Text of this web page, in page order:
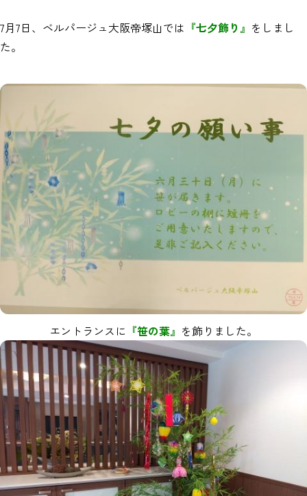
7月7日、ベルパージュ大阪帝塚山では 『七夕飾り』 をしまし
た。
エントランスに 『笹の葉』 を飾りました。